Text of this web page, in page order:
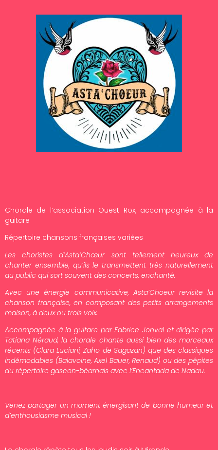
Chorale de l’association Ouest Rox, accompagnée à la
guitare
Répertoire chansons françaises variées
Les choristes d’Asta’Chœur sont tellement heureux de
chanter ensemble, qu’ils le transmettent très naturellement
au public qui sort souvent des concerts, enchanté.
Avec une énergie communicative, Asta’Choeur revisite la
chanson française, en composant des petits arrangements
maison, à deux ou trois voix.
Accompagnée à la guitare par Fabrice Jonval et dirigée par
Tatiana Néraud, la chorale chante aussi bien des morceaux
récents (Clara Luciani, Zaho de Sagazan) que des classiques
indémodables (Balavoine, Axel Bauer, Renaud) ou des pépites
du répertoire gascon-béarnais avec l’Encantada de Nadau.
Venez partager un moment énergisant de bonne humeur et
d’enthousiasme musical !